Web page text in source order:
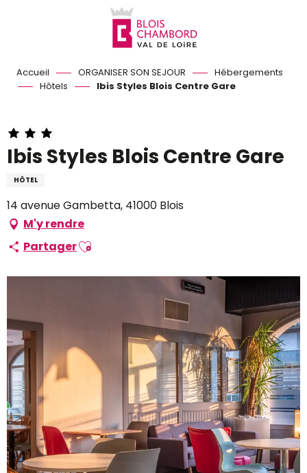
Accueil ORGANISER SON SEJOUR
Hébergements
Hôtels
Ibis Styles Blois Centre Gare
Ibis Styles Blois Centre Gare
HÔTEL
14 avenue Gambetta, 41000 Blois
M'y rendre
PartagerAjouter aux favoris